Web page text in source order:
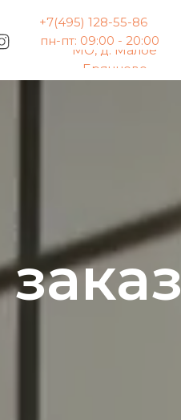
+7(495) 128-55-86
МО, д. Малое
Брянцево
пн-пт: 09:00 - 20:00